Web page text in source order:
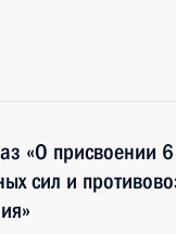
«О присвоении
сил и